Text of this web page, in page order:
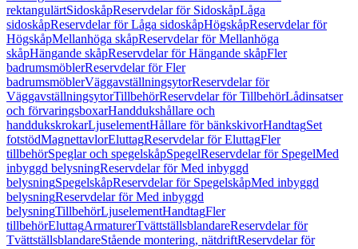
rektangulärtSidoskåpReservdelar för SidoskåpLåga
sidoskåpReservdelar för Låga sidoskåpHögskåpReservdelar för
HögskåpMellanhöga skåpReservdelar för Mellanhöga
skåpHängande skåpReservdelar för Hängande skåpFler
badrumsmöblerReservdelar för Fler
badrumsmöblerVäggavställningsytorReservdelar för
VäggavställningsytorTillbehörReservdelar för TillbehörLådinsatser
och förvaringsboxarHanddukshållare och
handdukskrokarLjuselementHållare för bänkskivorHandtagSet
fotstödMagnettavlorEluttagReservdelar för EluttagFler
tillbehörSpeglar och spegelskåpSpegelReservdelar för SpegelMed
inbyggd belysningReservdelar för Med inbyggd
belysningSpegelskåpReservdelar för SpegelskåpMed inbyggd
belysningReservdelar för Med inbyggd
belysningTillbehörLjuselementHandtagFler
tillbehörEluttagArmaturerTvättställsblandareReservdelar för
TvättställsblandareStående montering, nätdriftReservdelar för